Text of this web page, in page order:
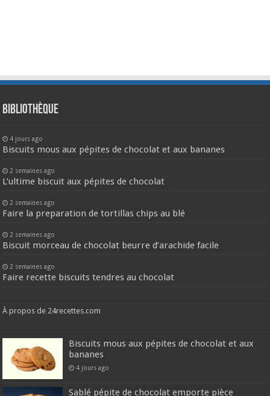
Bibliothèque
4 jours ago
Biscuits mous aux pépites de chocolat et aux bananes
2 semaines ago
L’ultime biscuit aux pépites de chocolat
2 semaines ago
Faire la preparation de tortillas chips au blé
2 semaines ago
Biscuit morceau de chocolat beurre d’arachide facile
2 semaines ago
Faire recette biscuits tendres au chocolat
À propos de 24recettes.com
Biscuits mous aux pépites de chocolat et aux
bananes
4 jours ago
Sablé pépite de chocolat emporte pièce